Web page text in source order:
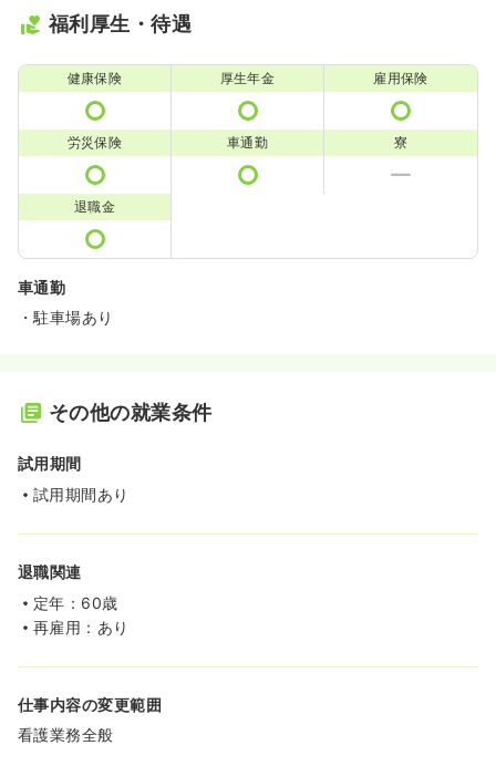
福利厚生・待遇
健康保険 厚生年金 雇用保険
労災保険 車通勤 寮
退職金
車通勤
・駐車場あり
その他の就業条件
試用期間
試用期間あり
退職関連
定年：60歳
再雇用：あり
仕事内容の変更範囲
看護業務全般